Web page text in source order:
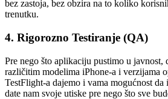
bez zastoja, bez obzira na to koliko
trenutku.
4. Rigorozno Testiranje (QA)
Pre nego što aplikaciju pustimo u javnost,
različitim modelima iPhone-a i verzijama
TestFlight-a dajemo i vama mogućnost da
date nam svoje utiske pre nego što sve